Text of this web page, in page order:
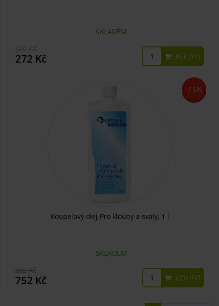
SKLADEM
272 Kč KOUPIT
-15%
Koupelový olej Pro klouby a svaly, 1 l
SKLADEM
752 Kč KOUPIT